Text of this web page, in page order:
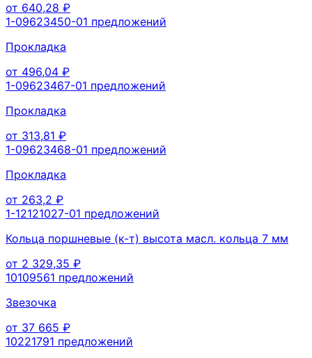
от 640,28 ₽
1-09623450-01 предложений
Прокладка
от 496,04 ₽
1-09623467-01 предложений
Прокладка
от 313,81 ₽
1-09623468-01 предложений
Прокладка
от 263,2 ₽
1-12121027-01 предложений
Кольца поршневые (к-т) высота масл. кольца 7 мм
от 2 329,35 ₽
10109561 предложений
Звезочка
от 37 665 ₽
10221791 предложений